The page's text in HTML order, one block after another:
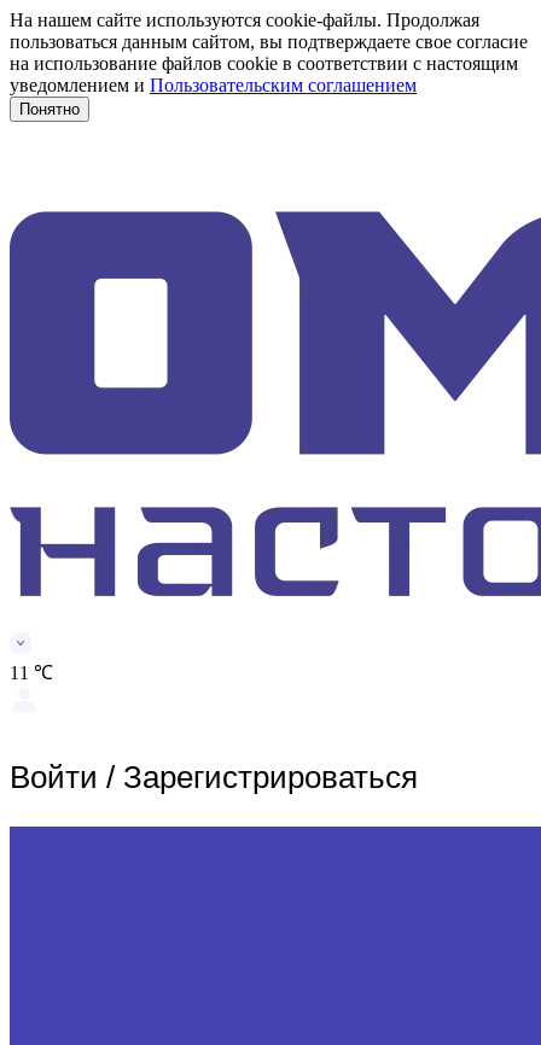
На нашем сайте используются cookie-файлы. Продолжая
пользоваться данным сайтом, вы подтверждаете свое согласие
на использование файлов cookie в соответствии с настоящим
уведомлением и Пользовательским соглашением
Понятно
11 ℃
Войти / Зарегистрироваться